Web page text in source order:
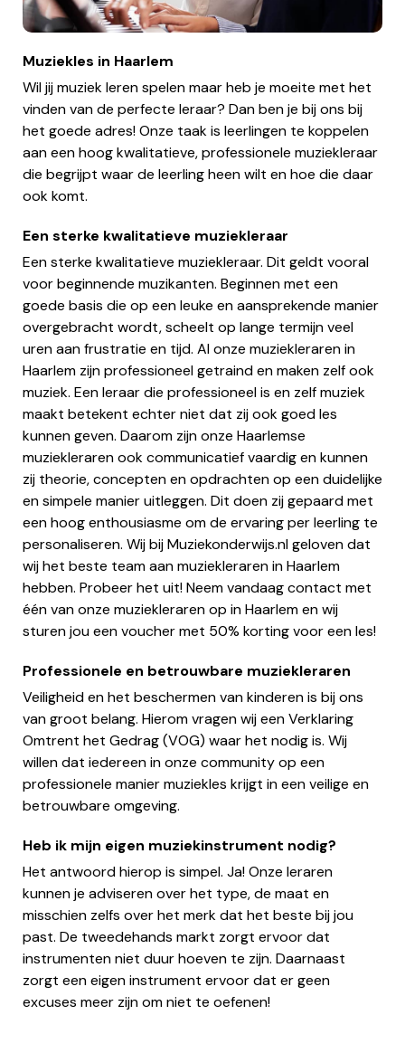
Muziekles in Haarlem
Wil jij muziek leren spelen maar heb je moeite met het
vinden van de perfecte leraar? Dan ben je bij ons bij
het goede adres! Onze taak is leerlingen te koppelen
aan een hoog kwalitatieve, professionele muziekleraar
die begrijpt waar de leerling heen wilt en hoe die daar
ook komt.
Een sterke kwalitatieve muziekleraar
Een sterke kwalitatieve muziekleraar. Dit geldt vooral
voor beginnende muzikanten. Beginnen met een
goede basis die op een leuke en aansprekende manier
overgebracht wordt, scheelt op lange termijn veel
uren aan frustratie en tijd. Al onze muziekleraren in
Haarlem zijn professioneel getraind en maken zelf ook
muziek. Een leraar die professioneel is en zelf muziek
maakt betekent echter niet dat zij ook goed les
kunnen geven. Daarom zijn onze Haarlemse
muziekleraren ook communicatief vaardig en kunnen
zij theorie, concepten en opdrachten op een duidelijke
en simpele manier uitleggen. Dit doen zij gepaard met
een hoog enthousiasme om de ervaring per leerling te
personaliseren. Wij bij Muziekonderwijs.nl geloven dat
wij het beste team aan muziekleraren in Haarlem
hebben. Probeer het uit! Neem vandaag contact met
één van onze muziekleraren op in Haarlem en wij
sturen jou een voucher met 50% korting voor een les!
Professionele en betrouwbare muziekleraren
Veiligheid en het beschermen van kinderen is bij ons
van groot belang. Hierom vragen wij een Verklaring
Omtrent het Gedrag (VOG) waar het nodig is. Wij
willen dat iedereen in onze community op een
professionele manier muziekles krijgt in een veilige en
betrouwbare omgeving.
Heb ik mijn eigen muziekinstrument nodig?
Het antwoord hierop is simpel. Ja! Onze leraren
kunnen je adviseren over het type, de maat en
misschien zelfs over het merk dat het beste bij jou
past. De tweedehands markt zorgt ervoor dat
instrumenten niet duur hoeven te zijn. Daarnaast
zorgt een eigen instrument ervoor dat er geen
excuses meer zijn om niet te oefenen!